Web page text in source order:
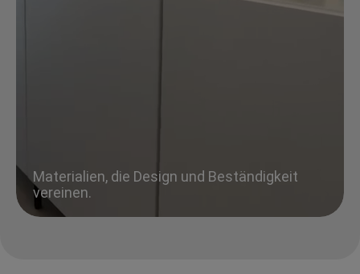
Materialien, die Design und Beständigkeit
vereinen.